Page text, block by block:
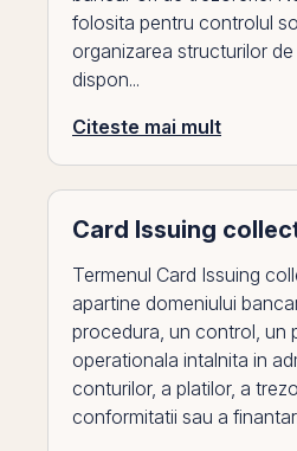
folosita pentru controlul
organizarea structurilor
dispon...
Citeste mai mult
Card Issuing
Termenul Card Issuing
apartine domeniului
procedura, un control, un
operationala intalnita in
conturilor, a platilor, a
conformitatii sau a